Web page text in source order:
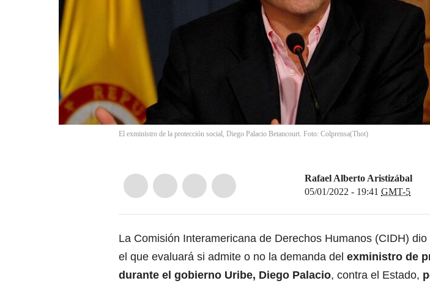
El exministro de la protección social, Diego Palacio Betancourt. Foto: Colprensa(Thot)
Rafael Alberto Aristizábal
05/01/2022 - 19:41 GMT-5
La Comisión Interamericana de Derechos Humanos (CIDH)
el que evaluará si admite o no la demanda del exministro de
durante el gobierno Uribe, Diego Palacio, contra el Estado,